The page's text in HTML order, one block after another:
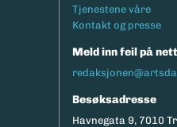
Tjenestene våre
Kontakt og presse
Meld inn feil på
Besøksadresse
Havnegata 9, 7010